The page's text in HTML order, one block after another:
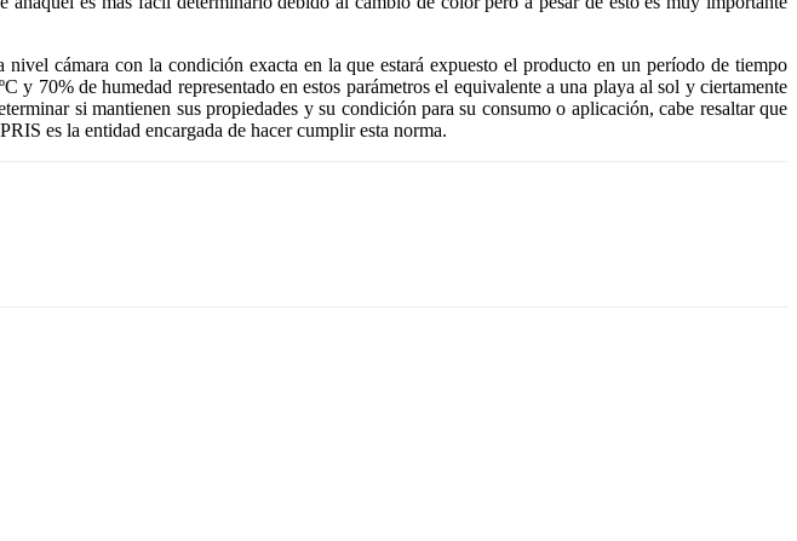
cámara con la condición exacta en la que estará expuesto el producto en un período de tiempo
y 70% de humedad representado en estos parámetros el equivalente a una playa al sol y ciertamente
si mantienen sus propiedades y su condición para su consumo o aplicación, cabe resaltar que
es la entidad encargada de hacer cumplir esta norma.